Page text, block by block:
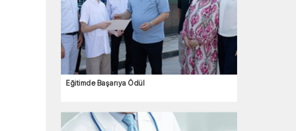
Eğitimde Başarıya Ödül